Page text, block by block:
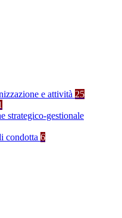
e attività 25
strategico-gestionale
condotta 6